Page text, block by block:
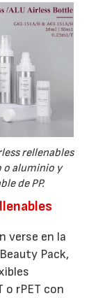
rellenables
o aluminio y
de PP.
verse en la
Pack,
o rPET con